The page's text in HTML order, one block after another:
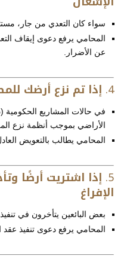
سواء كان التعدي من جار،
المحامي يرفع دعوى إيقاف
عن الأضرار.
4. إذا تم نزع أرضك
في حالات المشاريع
الأراضي بموجب أنظمة نزع
المحامي يطالب بالتعويض
5. إذا اشتريت أرضًا
الإفراغ
بعض البائعين يتأخرون في
المحامي يرفع دعوى تنفيذ عقد